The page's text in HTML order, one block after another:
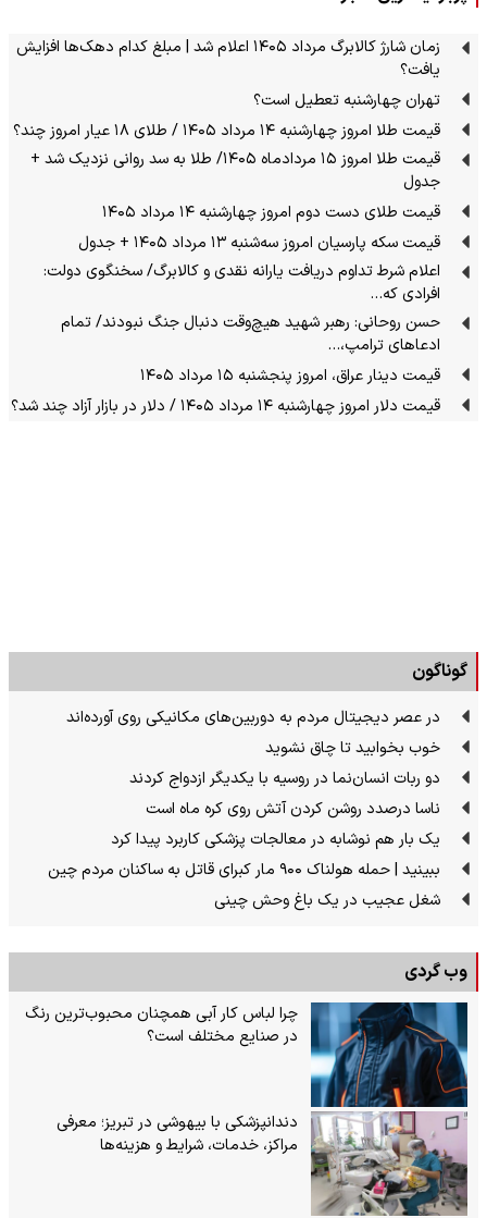
زمان شارژ کالابرگ مرداد ۱۴۰۵ اعلام شد | مبلغ کدام دهک‌ها افزایش
یافت؟
تهران چهارشنبه تعطیل است؟
قیمت طلا امروز چهارشنبه ۱۴ مرداد ۱۴۰۵ / طلای ۱۸ عیار امروز چند؟
قیمت طلا امروز ۱۵ مردادماه ۱۴۰۵/ طلا به سد روانی نزدیک شد +
جدول
قیمت طلای دست دوم امروز چهارشنبه ۱۴ مرداد ۱۴۰۵
قیمت سکه پارسیان امروز سه‌شنبه ۱۳ مرداد ۱۴۰۵ + جدول
اعلام شرط تداوم دریافت یارانه نقدی و کالابرگ/ سخنگوی دولت:
افرادی که…
حسن روحانی: رهبر شهید هیچ‌وقت دنبال جنگ نبودند/ تمام
ادعاهای ترامپ،…
قیمت دینار عراق، امروز پنجشنبه ۱۵ مرداد ۱۴۰۵
قیمت دلار امروز چهارشنبه ۱۴ مرداد ۱۴۰۵ / دلار در بازار آزاد چند شد؟
گوناگون
در عصر دیجیتال مردم به دوربین‌های مکانیکی روی آورده‌اند
خوب بخوابید تا چاق نشوید
دو ربات انسان‌نما در روسیه با یکدیگر ازدواج کردند
ناسا درصدد روشن کردن آتش روی کره ماه است
یک بار هم نوشابه در معالجات پزشکی کاربرد پیدا کرد
ببینید | حمله هولناک ۹۰۰ مار کبرای قاتل به ساکنان مردم چین
شغل عجیب در یک باغ وحش چینی
وب گردی
چرا لباس کار آبی همچنان محبوب‌ترین رنگ
در صنایع مختلف است؟
دندانپزشکی با بیهوشی در تبریز؛ معرفی
مراکز، خدمات، شرایط و هزینه‌ها